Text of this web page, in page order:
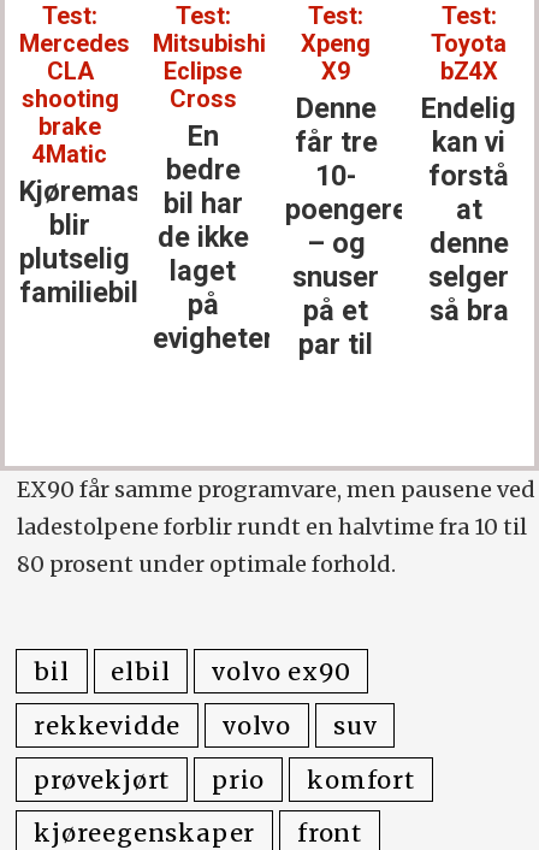
Test:
Mercedes
CLA
shooting
brake
4Matic
Kjøremaskinen
blir
plutselig
familiebil
Test:
Mitsubishi
Eclipse
Cross
En
bedre
bil har
de ikke
laget
på
evigheter
Test:
Xpeng
X9
Denne
får tre
10-
poengere
– og
snuser
på et
par til
Test:
Toyota
bZ4X
Endelig
kan vi
forstå
at
denne
selger
så bra
EX90 får samme programvare, men pausene ved
ladestolpene forblir rundt en halvtime fra 10 til
80 prosent under optimale forhold.
bil elbil
volvo ex90
rekkevidde
volvo
suv
prøvekjørt
prio
komfort
kjøreegenskaper
front